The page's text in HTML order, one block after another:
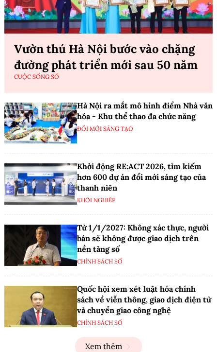
Vườn thú Hà Nội bước vào chặng
đường phát triển mới sau 50 năm
CUỘC SỐNG SỐ
Hà Nội ra mắt mô hình điểm Nhà văn
hóa - Khu thể thao đa chức năng
ĐỔI MỚI SÁNG TẠO
Khởi động RE:ACT 2026, tìm kiếm
hơn 600 dự án đổi mới sáng tạo của
thanh niên
KHỞI NGHIỆP
Từ 1/1/2027: Không xác thực, người
bán sẽ không được giao dịch trên
nền tảng số
CHÍNH SÁCH SỐ
Quốc hội xem xét luật hóa chính
sách về viễn thông, giao dịch điện tử
và chuyển giao công nghệ
CHÍNH SÁCH SỐ
Xem thêm